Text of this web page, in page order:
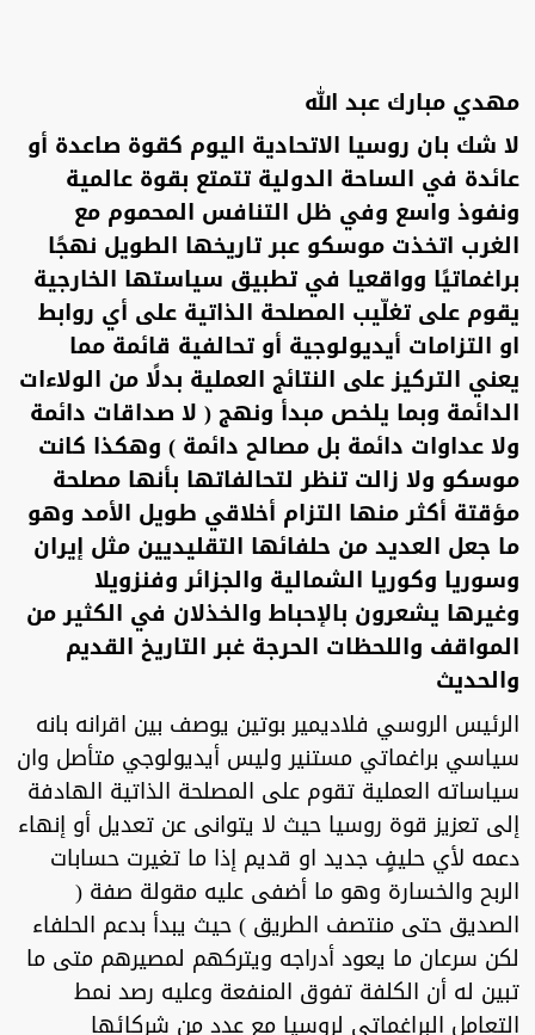
مهدي مبارك عبد الله
لا شك بان روسيا الاتحادية اليوم كقوة صاعدة أو
عائدة في الساحة الدولية تتمتع بقوة عالمية
ونفوذ واسع وفي ظل التنافس المحموم مع
الغرب اتخذت موسكو عبر تاريخها الطويل نهجًا
براغماتيًا وواقعيا في تطبيق سياستها الخارجية
يقوم على تغلّيب المصلحة الذاتية على أي روابط
او التزامات أيديولوجية أو تحالفية قائمة مما
يعني التركيز على النتائج العملية بدلًا من الولاءات
الدائمة وبما يلخص مبدأ ونهج ( لا صداقات دائمة
ولا عداوات دائمة بل مصالح دائمة ) وهكذا كانت
موسكو ولا زالت تنظر لتحالفاتها بأنها مصلحة
مؤقتة أكثر منها التزام أخلاقي طويل الأمد وهو
ما جعل العديد من حلفائها التقليديين مثل إيران
وسوريا وكوريا الشمالية والجزائر وفنزويلا
وغيرها يشعرون بالإحباط والخذلان في الكثير من
المواقف واللحظات الحرجة غبر التاريخ القديم
والحديث
الرئيس الروسي فلاديمير بوتين يوصف بين اقرانه بانه
سياسي براغماتي مستنير وليس أيديولوجي متأصل وان
سياساته العملية تقوم على المصلحة الذاتية الهادفة
إلى تعزيز قوة روسيا حيث لا يتوانى عن تعديل أو إنهاء
دعمه لأي حليفٍ جديد او قديم إذا ما تغيرت حسابات
الربح والخسارة وهو ما أضفى عليه مقولة صفة (
الصديق حتى منتصف الطريق ) حيث يبدأ بدعم الحلفاء
لكن سرعان ما يعود أدراجه ويتركهم لمصيرهم متى ما
تبين له أن الكلفة تفوق المنفعة وعليه رصد نمط
التعامل البراغماتي لروسيا مع عدد من شركائها